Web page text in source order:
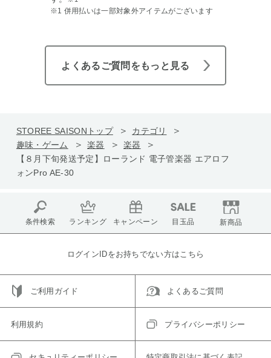
※1 併用払いは一部対象外アイテムがございます
よくあるご質問をもっと見る
STOREE SAISONトップ
カテゴリ
趣味・ゲーム
楽器
楽器
【８月下旬発送予定】ローランド 電子管楽器 エアロフ
ォンPro AE-30
条件検索 ランキング キャンペーン 目玉品 新商品
ログインIDをお持ちでない方はこちら
ご利用ガイド よくあるご質問
利用規約 プライバシーポリシー